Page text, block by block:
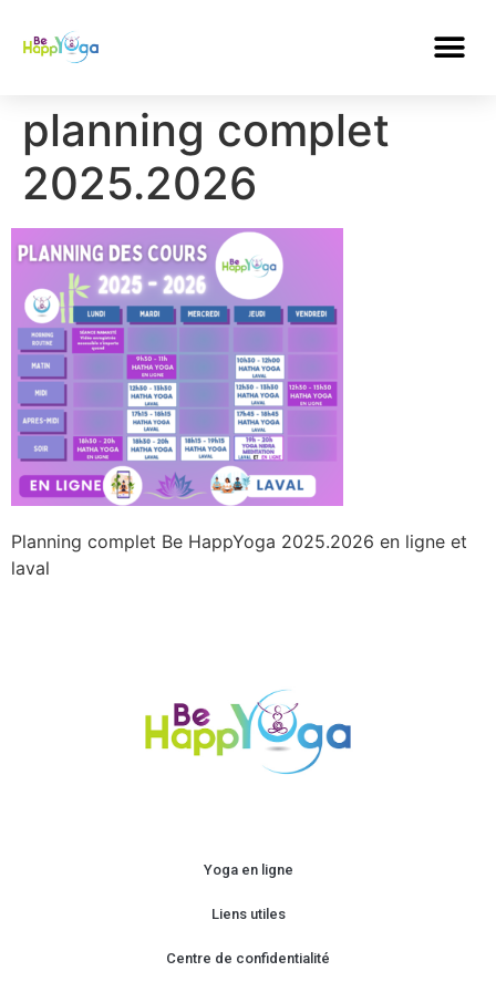
planning complet
2025.2026
Planning complet Be HappYoga 2025.2026 en ligne et
laval
Yoga en ligne
Liens utiles
Centre de confidentialité